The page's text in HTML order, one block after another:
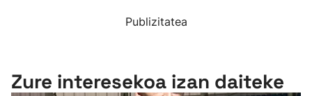
Publizitatea
Zure interesekoa izan daiteke